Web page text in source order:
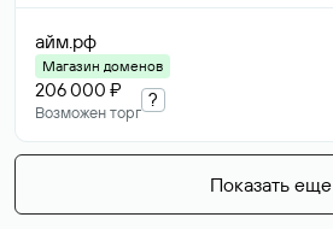
айм.рф
Магазин доменов
206 000 ₽
Возможен торг
?
Показать еще